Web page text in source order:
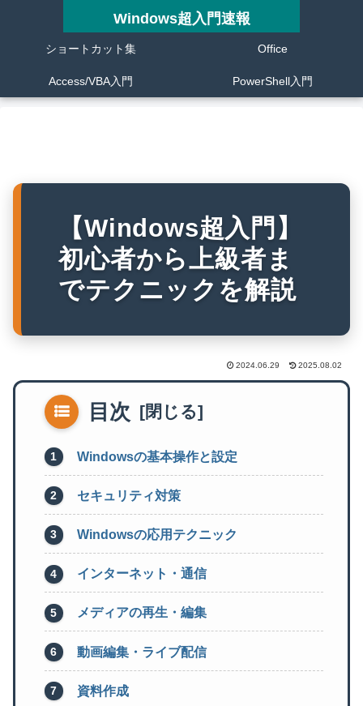
Windows超入門速報
ショートカット集 Office
Access/VBA入門 PowerShell入門
【Windows超入門】
初心者から上級者ま
でテクニックを解説
2024.06.29 2025.08.02
目次
Windowsの基本操作と設定
セキュリティ対策
Windowsの応用テクニック
インターネット・通信
メディアの再生・編集
動画編集・ライブ配信
資料作成